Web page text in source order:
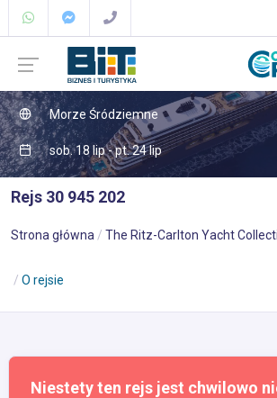
Morze Śródziemne
sob. 18 lip - pt. 24 lip
Rejs 30 945 202
Strona główna The Ritz-Carlton Yacht
O rejsie
Niestety ten rejs jest chwilowo